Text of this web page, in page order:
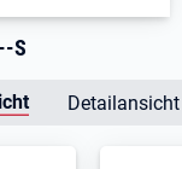
S
Detailansicht